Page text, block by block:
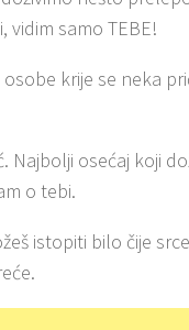
vidim samo TEBE!
krije se neka
osećaj koji
o tebi.
istopiti bilo čije